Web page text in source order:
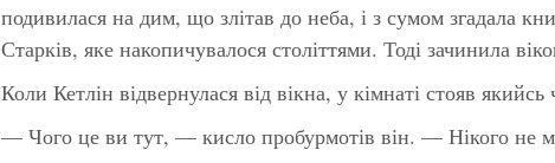
подивилася на дим, що злітав до неба, і з сумом згадала
Старків, яке накопичувалося століттями. Тоді зачинила
Коли Кетлін відвернулася від вікна, у кімнаті стояв якийсь
— Чого це ви тут, — кисло пробурмотів він. — Нікого не